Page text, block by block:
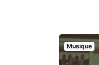
Musique